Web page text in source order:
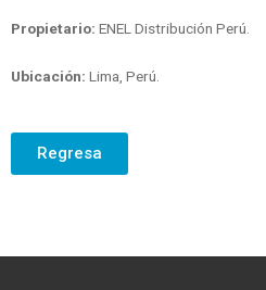
Propietario: ENEL Distribución Perú.
Ubicación: Lima, Perú.
Regresa